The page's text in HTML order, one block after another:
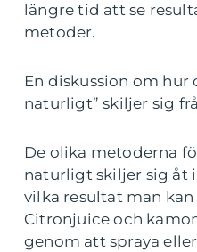
längre tid att se
metoder.
En diskussion om hur
naturligt” skiljer sig
De olika metoderna
naturligt skiljer sig åt
vilka resultat man
Citronjuice och
genom att spraya